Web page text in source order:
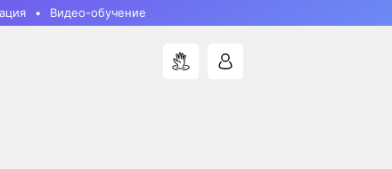
Видео-обучение